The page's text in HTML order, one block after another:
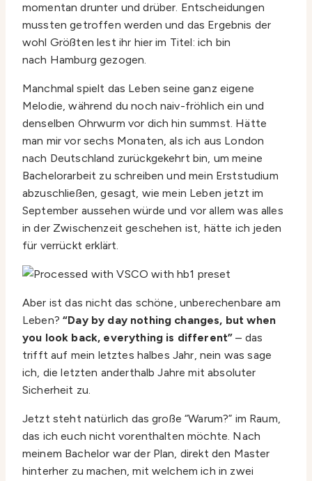
momentan drunter und drüber. Entscheidungen
mussten getroffen werden und das Ergebnis der
wohl Größten lest ihr hier im Titel: ich bin
nach Hamburg gezogen.
Manchmal spielt das Leben seine ganz eigene
Melodie, während du noch naiv-fröhlich ein und
denselben Ohrwurm vor dich hin summst. Hätte
man mir vor sechs Monaten, als ich aus London
nach Deutschland zurückgekehrt bin, um meine
Bachelorarbeit zu schreiben und mein Erststudium
abzuschließen, gesagt, wie mein Leben jetzt im
September aussehen würde und vor allem was alles
in der Zwischenzeit geschehen ist, hätte ich jeden
für verrückt erklärt.
Aber ist das nicht das schöne, unberechenbare am
Leben?“Day by day nothing changes, but when
you look back, everything is different” – das
trifft auf mein letztes halbes Jahr, nein was sage
ich, die letzten anderthalb Jahre mit absoluter
Sicherheit zu.
Jetzt steht natürlich das große “Warum?” im Raum,
das ich euch nicht vorenthalten möchte. Nach
meinem Bachelor war der Plan, direkt den Master
hinterher zu machen, mit welchem ich in zwei